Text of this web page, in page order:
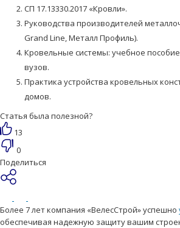
СП 17.13330.2017 «Кровли».
Руководства производителей
Grand Line, Металл Профиль).
Кровельные системы: учебное
вузов.
Практика устройства кровельных
домов.
Статья была полезной?
13
0
Поделиться
Более 7 лет компания «ВелесСтрой» успешно
обеспечивая надежную защиту вашим